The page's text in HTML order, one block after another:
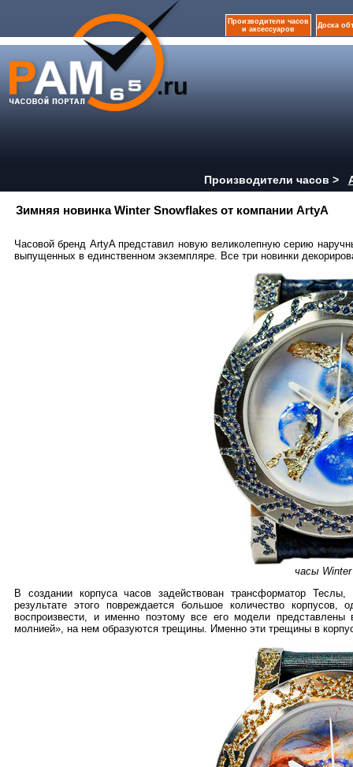
Производители часов
и аксессуаров
Доска
Производители часов >
Зимняя новинка Winter Snowflakes от компании ArtyA
Часовой бренд ArtyA представил новую великолепную серию
выпущенных в единственном экземпляре. Все три новинки
часы
В создании корпуса часов задействован трансформатор
результате этого повреждается большое количество
воспроизвести, и именно поэтому все его модели
молнией», на нем образуются трещины. Именно эти трещины в